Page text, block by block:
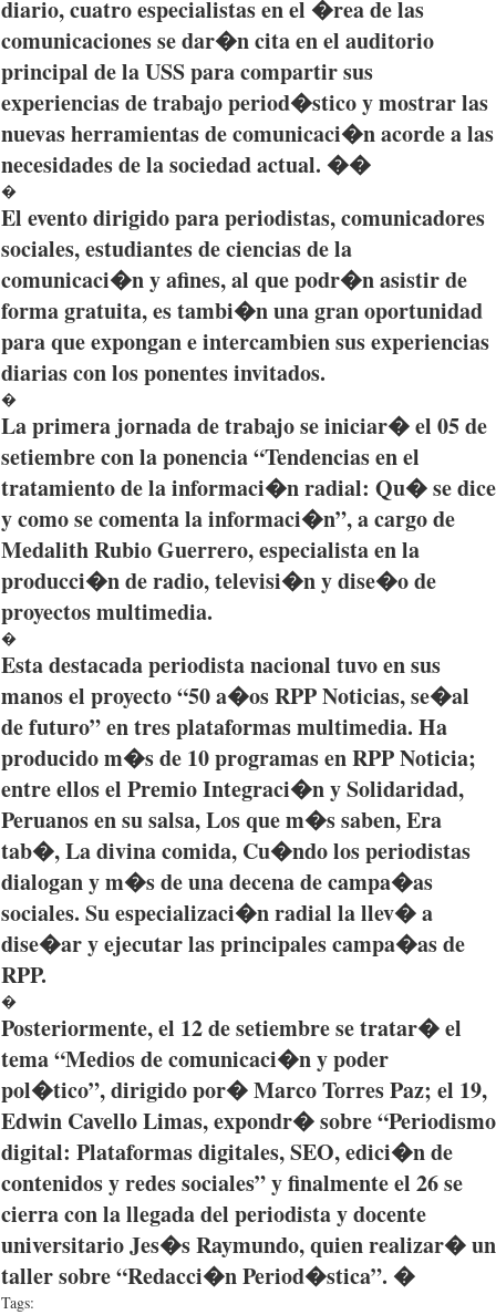
diario,cuatroespecialistasen el �readelas
comunicacionessedar�ncitaen el auditorio
principal de la USSparacompartirsus
experienciasdetrabajoperiod�sticoymostrarlas
nuevasherramientasdecomunicaci�nacordealas
necesidadesde lasociedadactual. ��
�
El eventodirigidoparaperiodistas,comunicadores
sociales,estudiantesdecienciasde la
comunicaci�nyafines, al quepodr�nasistirde
formagratuita,estambi�nunagranoportunidad
paraqueexponganeintercambiensusexperiencias
diariascon losponentesinvitados.
�
Laprimera jornadadetrabajoseiniciar�el 05 de
setiembrecon laponencia“Tendenciasen el
tratamientode lainformaci�nradial: Qu�se dice
ycomosecomentalainformaci�n”, a cargo de
MedalithRubio Guerrero,especialistaen la
producci�nde radio,televisi�nydise�ode
proyectosmultimedia.
�
Estadestacadaperiodistanacional tuvoensus
manosel proyecto“50a�osRPPNoticias,se�al
defuturo”entresplataformasmultimedia. Ha
producidom�sde 10programasenRPPNoticia;
entreellosel PremioIntegraci�nySolidaridad,
Peruanosensusalsa, Losquem�ssaben, Era
tab�, Ladivinacomida, Cu�ndolosperiodistas
dialoganym�sdeunadecenadecampa�as
sociales. Suespecializaci�nradial lallev�a
dise�aryejecutarlasprincipalescampa�asde
RPP.
�
Posteriormente, el 12 desetiembresetratar�el
tema“Mediosdecomunicaci�nypoder
pol�tico”,dirigidopor� Marco Torres Paz; el 19,
Edwin CavelloLimas,expondr�sobre“Periodismo
digital: Plataformasdigitales, SEO,edici�nde
contenidosyredessociales”yfinalmenteel 26 se
cierracon lallegadadel periodistaydocente
universitarioJes�sRaymundo,quienrealizar�un
tallersobre“Redacci�nPeriod�stica”. �
Tags: